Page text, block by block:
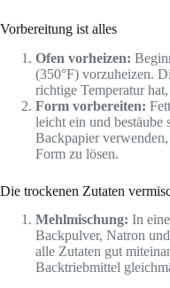
Vorbereitung ist alles
Ofen vorheizen:
(350°F) vorzuheizen.
richtige Temperatur
Form vorbereiten:
leicht ein und
Backpapier
Form zu lösen.
Die trockenen Zutaten
Mehlmischung: In
Backpulver, Natron
alle Zutaten gut
Backtriebmittel